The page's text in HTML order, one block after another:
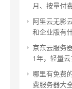
月、按量付
阿里云无影
和企业版有
京东云服务
1年，轻量
哪里有免费
费服务器大